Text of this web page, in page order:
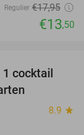
Regulier €17,95
€13,50
33%
1 cocktail
8.9 star